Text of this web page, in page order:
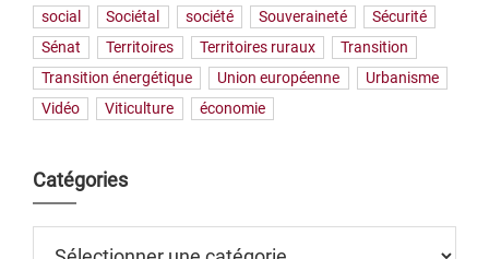
social
Sociétal société Souveraineté
Sécurité
Sénat
Territoires Territoires ruraux
Transition
Transition énergétique
Union européenne
Urbanisme
Vidéo
Viticulture économie
Catégories